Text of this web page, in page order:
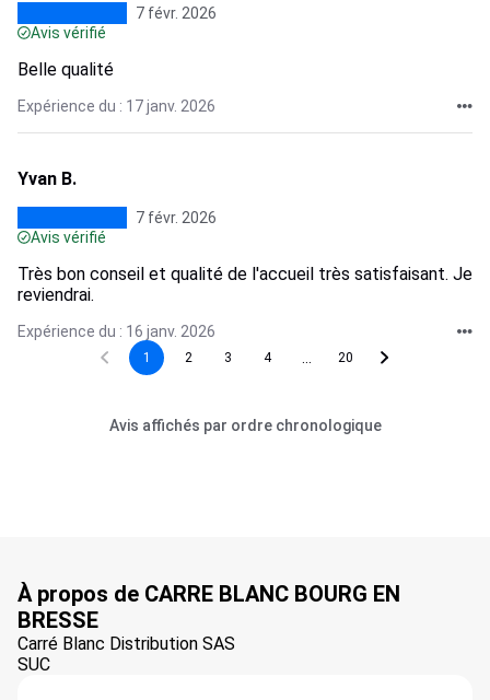
7 févr. 2026
Avis vérifié
Belle qualité
Expérience du : 17 janv. 2026
Yvan B.
7 févr. 2026
Avis vérifié
Très bon conseil et qualité de l'accueil très satisfaisant. Je
reviendrai.
Expérience du : 16 janv. 2026
1 2 3 4 20
Avis affichés par ordre chronologique
À propos de CARRE BLANC BOURG EN
BRESSE
Carré Blanc Distribution SAS
SUC